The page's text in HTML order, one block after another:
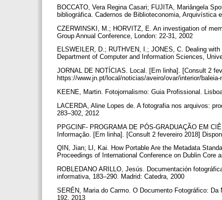
BOCCATO, Vera Regina Casari; FUJITA, Mariângela
bibliográfica. Cadernos de Biblioteconomia, Arquivística
CZERWINSKI, M.; HORVITZ, E. An investigation of
Group Annual Conference, London: 22-31, 2002
ELSWEILER, D.; RUTHVEN, I.; JONES, C. Dealing
Department of Computer and Information Sciences,
JORNAL DE NOTÍCIAS. Local. [Em linha]. [Consult 2
https://www.jn.pt/local/noticias/aveiro/ovar/interior/
KEENE, Martin. Fotojornalismo: Guia Profissional.
LACERDA, Aline Lopes de. A fotografia nos arquivos:
283–302, 2012
PPGCINF- PROGRAMA DE PÓS-GRADUAÇÃO EM
Informação. [Em linha]. [Consult 2 fevereiro 2018]
QIN, Jian; LI, Kai. How Portable Are the Metadata
Proceedings of International Conference on Dublin
ROBLEDANO ARILLO, Jesús. Documentación
informativa, 183–290. Madrid: Catedra, 2000
SERÉN, Maria do Carmo. O Documento Fotográfico:
192, 2013